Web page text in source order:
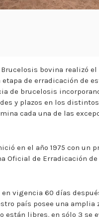
bovina realizó el
de erradicación de
brucelosis
y plazos en los
cada una de las
en el año 1975 con un
Oficial de Erradicación
vigencia 60 días
país posee una
están libres, en sólo 3 se